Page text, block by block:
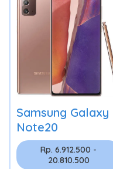
Samsung Galaxy
Note20
Rp. 6.912.500 -
20.810.500